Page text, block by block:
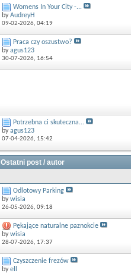
Womens In Your City -...
byAudreyH
09-02-2026, 04:19
Praca czy oszustwo?
byagus123
30-07-2026, 16:54
Potrzebna ci skuteczna...
byagus123
07-04-2026, 15:42
Ostatni post / autor
Odlotowy Parking
bywisia
26-05-2026, 09:18
Pękające naturalne paznokcie
bywisia
28-07-2026, 17:37
Czyszczenie frezów
byell